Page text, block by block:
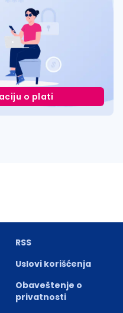
o plati
RSS
Uslovi korišćenja
Obaveštenje o
privatnosti